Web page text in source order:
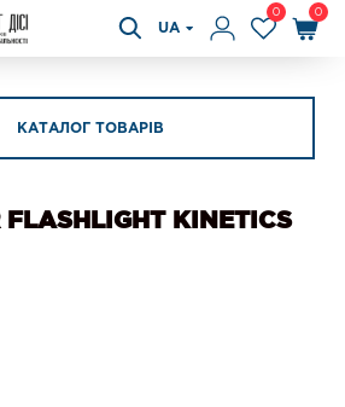
UA
0 0
КАТАЛОГ ТОВАРІВ
FLASHLIGHT KINETICS